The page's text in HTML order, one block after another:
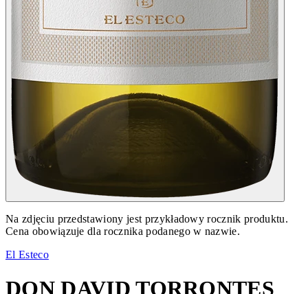
Na zdjęciu przedstawiony jest przykładowy rocznik produktu.
Cena obowiązuje dla rocznika podanego w nazwie.
El Esteco
DON DAVID TORRONTES